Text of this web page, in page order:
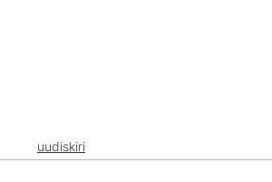
uudiskiri